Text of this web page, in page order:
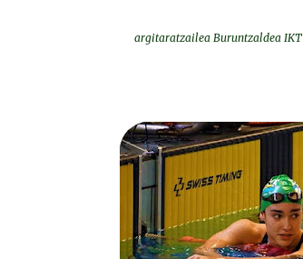
argitaratzailea Buruntzaldea IKT
DEIALDIAK-CONVOCATORIAS